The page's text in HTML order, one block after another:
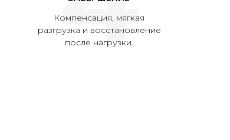
Компенсация, мягкая
разгрузка и восстановление
после нагрузки.